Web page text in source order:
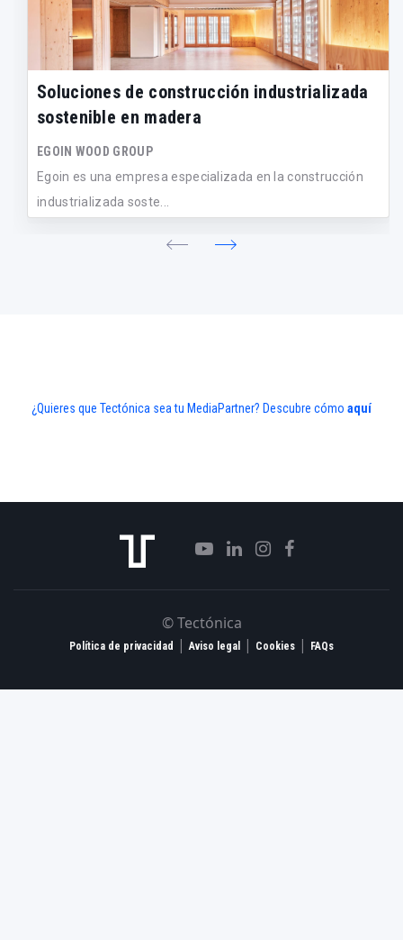
Soluciones de construcción industrializada
sostenible en madera
EGOIN WOOD GROUP
Egoin es una empresa especializada en la construcción
industrializada soste...
¿Quieres que Tectónica sea tu MediaPartner? Descubre cómo aquí
© Tectónica
Política de privacidad |Aviso legal | Cookies | FAQs